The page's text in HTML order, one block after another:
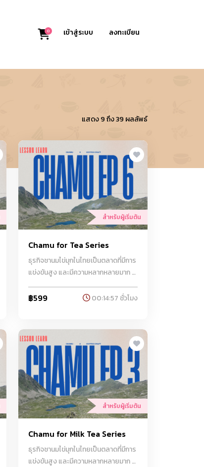
0 เข้าสู่ระบบ ลงทะเบียน
แสดง 9 ถึง 39 ผลลัพธ์
สำหรับผู้เริ่มต้น
Chamu for Tea Series
ธุรกิจชานมไข่มุกในไทยเป็นตลาดที่มีการ
แข่งขันสูง และมีความหลากหลายมาก มี
ร้านชานมไข่มุกตั้งแต่แบรนด์ท้องถิ่นไป
จนถึงแบรนด์ระดับนานาชาติ ความ
และการตลาดที่เข้าถึงกลุ่มลูกค้าเป้า
หมายอย่างมีประสิทธิภาพ ทาง Coffee
Craft ได้คัดสรรคุณภาพที่ดีที่สุด
สำหรับลูกค้า
฿599 00:14:57 ชั่วโมง
สำหรับผู้เริ่มต้น
Chamu for Milk Tea Series
ธุรกิจชานมไข่มุกในไทยเป็นตลาดที่มีการ
แข่งขันสูง และมีความหลากหลายมาก มี